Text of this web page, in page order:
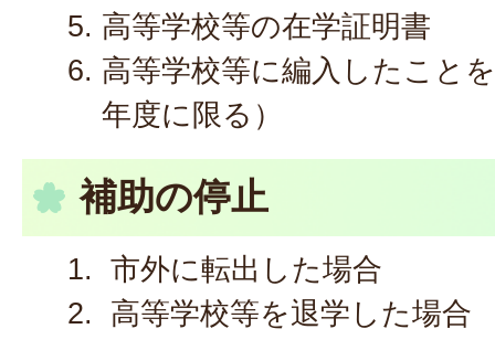
高等学校等の在学証明書
高等学校等に編入したこと
年度に限る）
補助の停止
市外に転出した場合
高等学校等を退学した場合